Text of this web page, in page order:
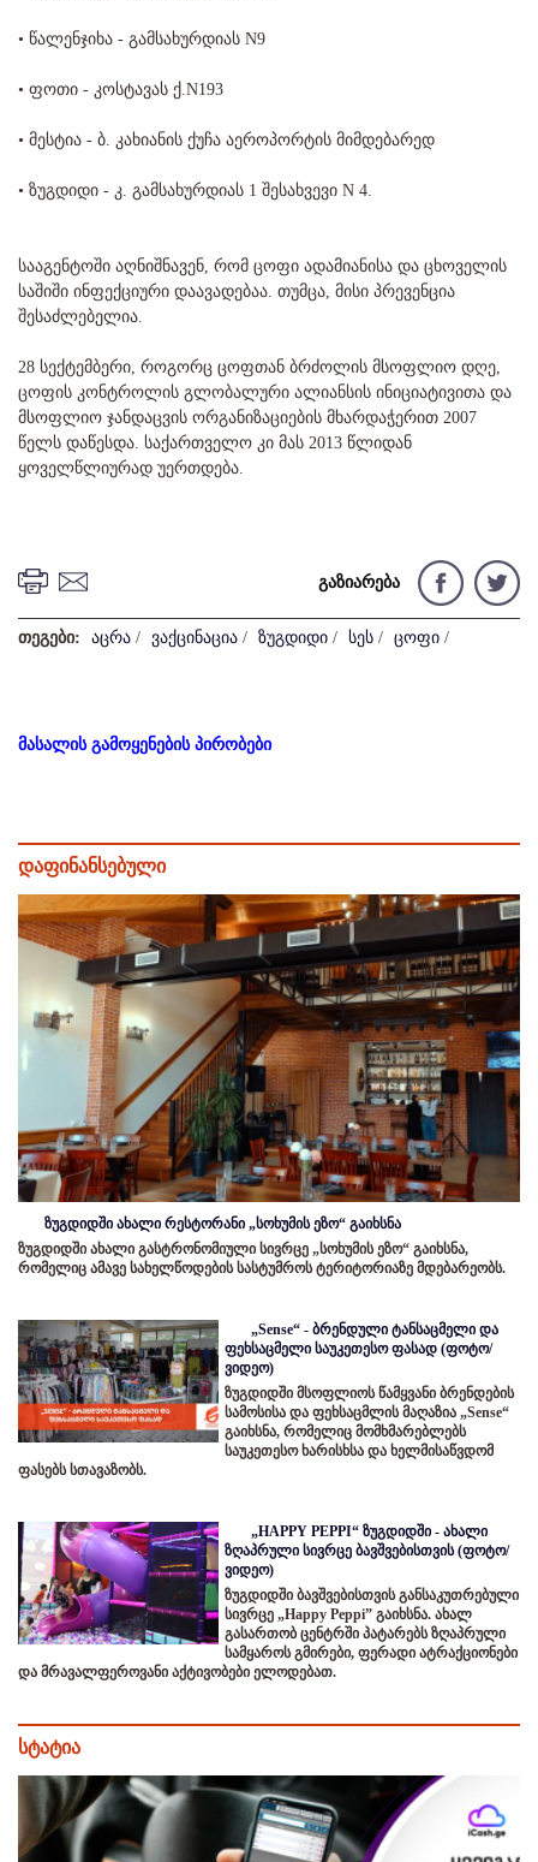
• წალენჯიხა - გამსახურდიას N9
• ფოთი - კოსტავას ქ.N193
• მესტია - ბ. კახიანის ქუჩა აეროპორტის მიმდებარედ
• ზუგდიდი - კ. გამსახურდიას 1 შესახვევი N 4.
სააგენტოში აღნიშნავენ, რომ ცოფი ადამიანისა და ცხოველის
საშიში ინფექციური დაავადებაა. თუმცა, მისი პრევენცია
შესაძლებელია.
28 სექტემბერი, როგორც ცოფთან ბრძოლის მსოფლიო დღე,
ცოფის კონტროლის გლობალური ალიანსის ინიციატივითა და
მსოფლიო ჯანდაცვის ორგანიზაციების მხარდაჭერით 2007
წელს დაწესდა. საქართველო კი მას 2013 წლიდან
ყოველწლიურად უერთდება.
გაზიარება
თეგები: აცრა / ვაქცინაცია / ზუგდიდი / სეს / ცოფი /
მასალის გამოყენების პირობები
დაფინანსებული
ზუგდიდში ახალი რესტორანი „სოხუმის ეზო“ გაიხსნა
ზუგდიდში ახალი გასტრონომიული სივრცე „სოხუმის ეზო“ გაიხსნა,
რომელიც ამავე სახელწოდების სასტუმროს ტერიტორიაზე მდებარეობს.
„Sense“ - ბრენდული ტანსაცმელი და
ფეხსაცმელი საუკეთესო ფასად (ფოტო/
ვიდეო)
ზუგდიდში მსოფლიოს წამყვანი ბრენდების
სამოსისა და ფეხსაცმლის მაღაზია „Sense“
გაიხსნა, რომელიც მომხმარებლებს
საუკეთესო ხარისხსა და ხელმისაწვდომ
ფასებს სთავაზობს.
„HAPPY PEPPI“ ზუგდიდში - ახალი
ზღაპრული სივრცე ბავშვებისთვის (ფოტო/
ვიდეო)
ზუგდიდში ბავშვებისთვის განსაკუთრებული
სივრცე „Happy Peppi” გაიხსნა. ახალ
გასართობ ცენტრში პატარებს ზღაპრული
სამყაროს გმირები, ფერადი ატრაქციონები
და მრავალფეროვანი აქტივობები ელოდებათ.
სტატია